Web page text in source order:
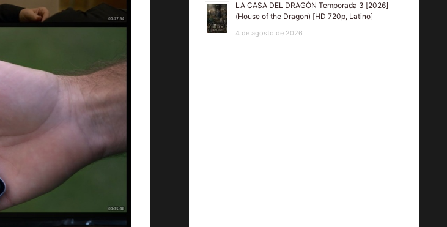
LA CASA DEL DRAGÓN Temporada 3 [2026]
(House of the Dragon) [HD 720p, Latino]
4 de agosto de 2026